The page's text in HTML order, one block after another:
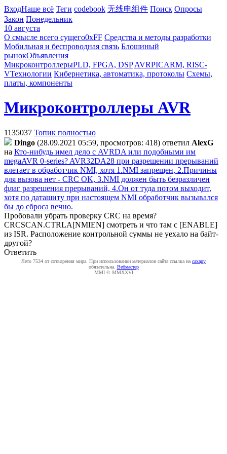
ВходНаше всё Теги codebook 无线电组件 Поиск Опросы
Закон Понедельник
10 августа
О смысле всего сущего0xFF Средства и методы разработки
Мобильная и беспроводная связь Блошиный
рынокОбъявления
МикроконтроллерыPLD, FPGA, DSP AVRPICARM, RISC-
VТехнологии Кибернетика, автоматика, протоколы Схемы,
платы, компоненты
Микроконтроллеры AVR
1135037 Топик полностью
Dingo (28.09.2021 05:59, просмотров: 418) ответил AlexG
на Кто-нибудь имел дело с AVRDA или подобными им
megaAVR 0-series? AVR32DA28 при разрешении прерываний
влетает в обработчик NMI, хотя 1.NMI запрещен, 2.Причины
для вызова нет - CRC OK, 3.NMI должен быть безразличен
флаг разрешения прерываний, 4.Он от туда потом выходит,
хотя по даташиту при настоящем NMI обработчик вызывался
бы до сброса вечно.
Пробовали убрать проверку CRC на время?
CRCSCAN.CTRLA[NMIEN] смотреть и что там с [ENABLE]
из ISR. Расположение контрольной суммы не уехало на байт-
другой?
Ответить
Лето 7534 от сотворения мира. При использовании материалов сайта ссылка на caxapу
обязательна. Вебмастер
MMI © MMXXVI